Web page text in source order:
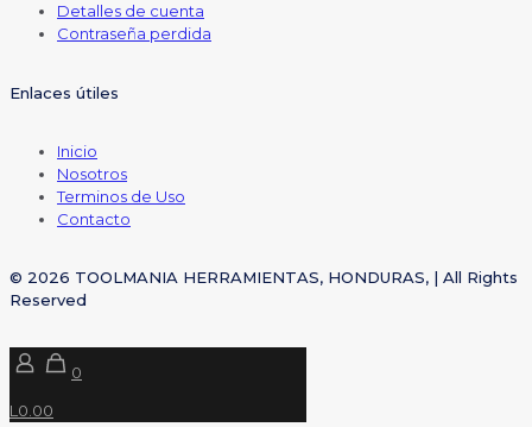
Detalles de cuenta
Contraseña perdida
Enlaces útiles
Inicio
Nosotros
Terminos de Uso
Contacto
© 2026 TOOLMANIA HERRAMIENTAS, HONDURAS, | All Rights
Reserved
0
L0.00